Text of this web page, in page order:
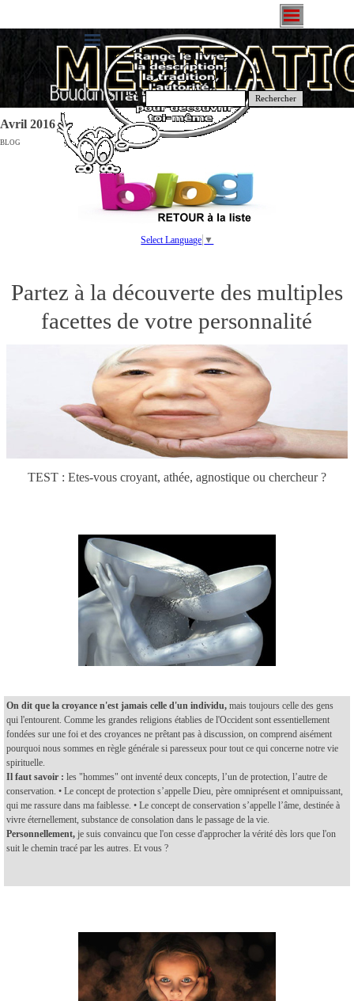
Rechercher
Avril 2016
BLOG
Select Language ▼
Partez à la découverte des multiples
facettes de votre personnalité
TEST : Etes-vous croyant, athée, agnostique ou chercheur ?
On dit que la croyance n'est jamais celle d'un individu, mais toujours celle des gens
qui l'entourent. Comme les grandes religions établies de l'Occident sont essentiellement
fondées sur une foi et des croyances ne prêtant pas à discussion, on comprend aisément
pourquoi nous sommes en règle générale si paresseux pour tout ce qui concerne notre vie
spirituelle.
Il faut savoir : les "hommes" ont inventé deux concepts, l’un de protection, l’autre de
conservation. • Le concept de protection s’appelle Dieu, père omniprésent et omnipuissant,
qui me rassure dans ma faiblesse. • Le concept de conservation s’appelle l’âme, destinée à
vivre éternellement, substance de consolation dans le passage de la vie.
Personnellement, je suis convaincu que l'on cesse d'approcher la vérité dès lors que l'on
suit le chemin tracé par les autres. Et vous ?